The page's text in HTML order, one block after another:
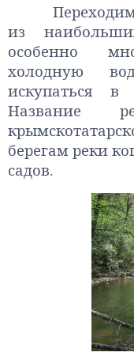
из
особенно
холодную
искупаться в
Название
берегам реки
садов.